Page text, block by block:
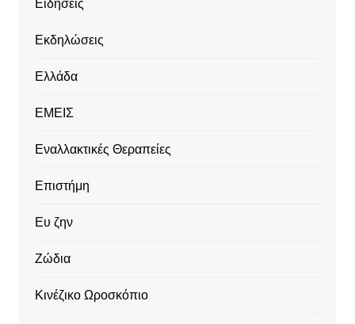
Ειδήσεις
Εκδηλώσεις
Ελλάδα
ΕΜΕΙΣ
Εναλλακτικές Θεραπείες
Επιστήμη
Ευ ζην
Ζώδια
Κινέζικο Ωροσκόπιο